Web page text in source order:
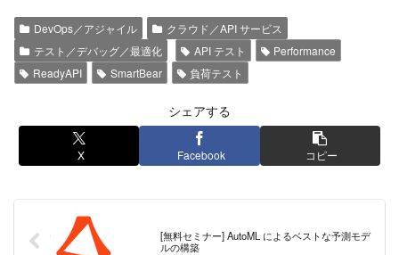
DevOps／アジャイル
クラウド／API サービス
テスト／デバッグ／最適化
API テスト
Performance
ReadyAPI
SmartBear 負荷テスト
シェアする
X Facebook コピー
[無料セミナー] AutoML によるベストな予測モデ
ルの構築